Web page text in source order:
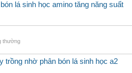
lá sinh học amino tăng năng suất
thường
trồng nhờ phân bón lá sinh học a2